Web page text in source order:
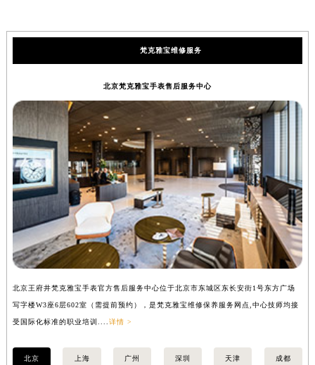
梵克雅宝维修服务
北京梵克雅宝手表售后服务中心
北京王府井梵克雅宝手表官方售后服务中心位于北京市东城区东长安街1号东方广场
写字楼W3座6层602室（需提前预约），是梵克雅宝维修保养服务网点,中心技师均接
受国际化标准的职业培训.... 详情 >
北京 上海 广州 深圳 天津 成都